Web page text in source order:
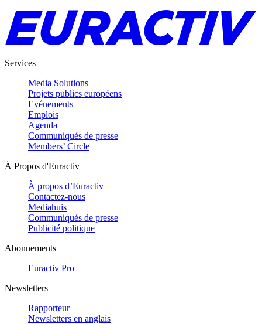
Services
Media Solutions
Projets publics européens
Evénements
Emplois
Agenda
Communiqués de presse
Members’ Circle
À Propos d'Euractiv
À propos d’Euractiv
Contactez-nous
Mediahuis
Communiqués de presse
Publicité politique
Abonnements
Euractiv Pro
Newsletters
Rapporteur
Newsletters en anglais